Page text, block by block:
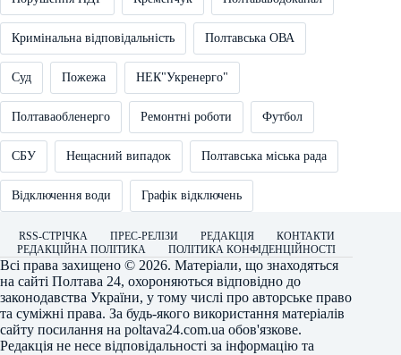
Кримінальна відповідальність Полтавська ОВА
Суд Пожежа НЕК"Укренерго"
Полтаваобленерго Ремонтні роботи Футбол
СБУ Нещасний випадок Полтавська міська рада
Відключення води Графік відключень
RSS-СТРІЧКА ПРЕС-РЕЛІЗИ РЕДАКЦІЯ
КОНТАКТИ
РЕДАКЦІЙНА ПОЛІТИКА
ПОЛІТИКА КОНФІДЕНЦІЙНОСТІ
Всі права захищено © 2026. Матеріали, що знаходяться
на сайті Полтава 24, охороняються відповідно до
законодавства України, у тому числі про авторське право
та суміжні права. За будь-якого використання матеріалів
сайту посилання на poltava24.com.ua обов'язкове.
Редакція не несе відповідальності за інформацію та